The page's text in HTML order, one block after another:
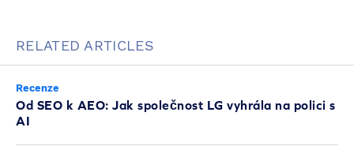
RELATED ARTICLES
Recenze
Od SEO k AEO: Jak společnost LG vyhrála na polici s
AI